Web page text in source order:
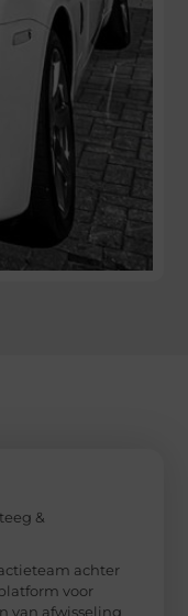
&
achter
voor
van afwisseling